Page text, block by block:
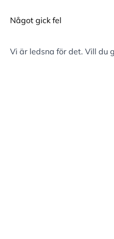
Något gick fel
Vi är ledsna för det. Vill du